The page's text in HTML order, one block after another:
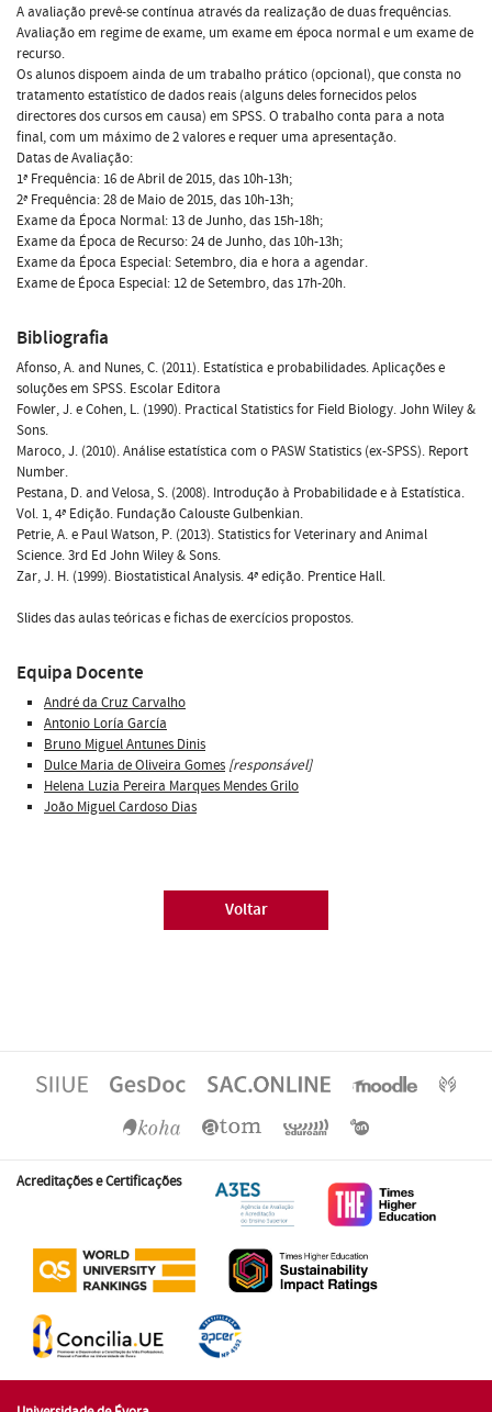
A avaliação prevê-se contínua através da realização de duas frequências.
Avaliação em regime de exame, um exame em época normal e um exame de
recurso.
Os alunos dispoem ainda de um trabalho prático (opcional), que consta no
tratamento estatístico de dados reais (alguns deles fornecidos pelos
directores dos cursos em causa) em SPSS. O trabalho conta para a nota
final, com um máximo de 2 valores e requer uma apresentação.
Datas de Avaliação:
1ª Frequência: 16 de Abril de 2015, das 10h-13h;
2ª Frequência: 28 de Maio de 2015, das 10h-13h;
Exame da Época Normal: 13 de Junho, das 15h-18h;
Exame da Época de Recurso: 24 de Junho, das 10h-13h;
Exame da Época Especial: Setembro, dia e hora a agendar.
Exame de Época Especial: 12 de Setembro, das 17h-20h.
Bibliografia
Afonso, A. and Nunes, C. (2011). Estatística e probabilidades. Aplicações e
soluções em SPSS. Escolar Editora
Fowler, J. e Cohen, L. (1990). Practical Statistics for Field Biology. John Wiley &
Sons.
Maroco, J. (2010). Análise estatística com o PASW Statistics (ex-SPSS). Report
Number.
Pestana, D. and Velosa, S. (2008). Introdução à Probabilidade e à Estatística.
Vol. 1, 4ª Edição. Fundação Calouste Gulbenkian.
Petrie, A. e Paul Watson, P. (2013). Statistics for Veterinary and Animal
Science. 3rd Ed John Wiley & Sons.
Zar, J. H. (1999). Biostatistical Analysis. 4ª edição. Prentice Hall.
Slides das aulas teóricas e fichas de exercícios propostos.
Equipa Docente
André da Cruz Carvalho
Antonio Loría García
Bruno Miguel Antunes Dinis
Dulce Maria de Oliveira Gomes [responsável]
Helena Luzia Pereira Marques Mendes Grilo
João Miguel Cardoso Dias
Voltar
Acreditações e Certificações